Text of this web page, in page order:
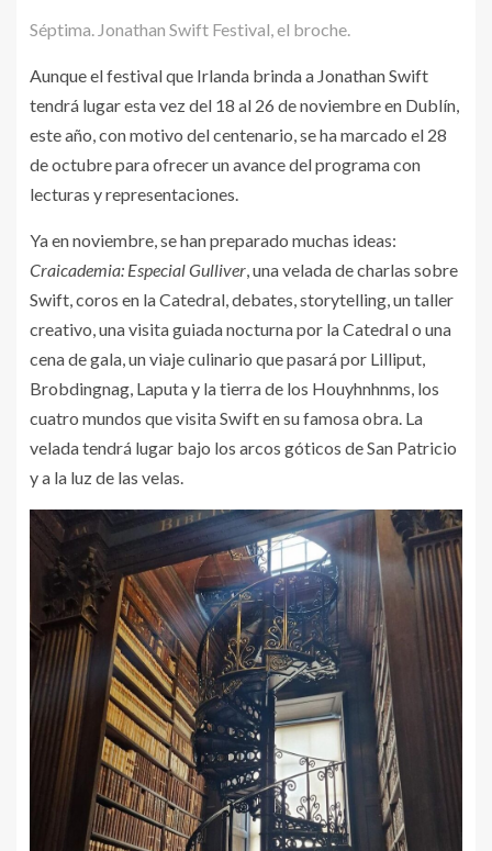
Séptima. Jonathan Swift Festival, el broche.
Aunque el festival que Irlanda brinda a Jonathan Swift
tendrá lugar esta vez del 18 al 26 de noviembre en Dublín,
este año, con motivo del centenario, se ha marcado el 28
de octubre para ofrecer un avance del programa con
lecturas y representaciones.
Ya en noviembre, se han preparado muchas ideas:
Craicademia: Especial Gulliver , una velada de charlas sobre
Swift, coros en la Catedral, debates, storytelling, un taller
creativo, una visita guiada nocturna por la Catedral o una
cena de gala, un viaje culinario que pasará por Lilliput,
Brobdingnag, Laputa y la tierra de los Houyhnhnms, los
cuatro mundos que visita Swift en su famosa obra. La
velada tendrá lugar bajo los arcos góticos de San Patricio
y a la luz de las velas.